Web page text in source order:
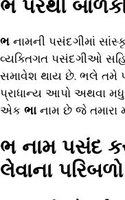
ભ પરથી
ભ નામની પસંદગીમાં
વ્યક્તિગત પસંદગીઓ
સમાવેશ થાય છે. ભલે તમે
પ્રાધાન્ય આપો અથવા
એક ભાનામ છે જે તમારા
ભ નામ પસંદ
લેવાના